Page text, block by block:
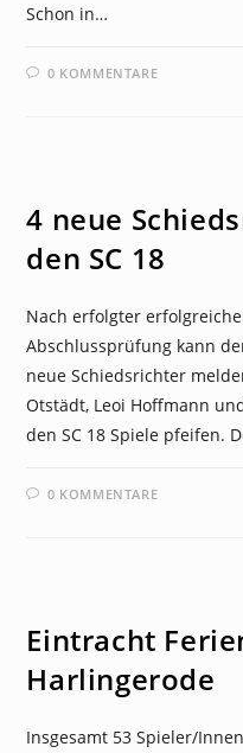
Schon in…
0 KOMMENTARE
4 neue
den SC 18
Nach erfolgter
Abschlussprüfung kann
neue Schiedsrichter
Otstädt, Leoi Hoffmann
den SC 18 Spiele pfeifen.
0 KOMMENTARE
Eintracht
Harlingerode
Insgesamt 53 Spieler/